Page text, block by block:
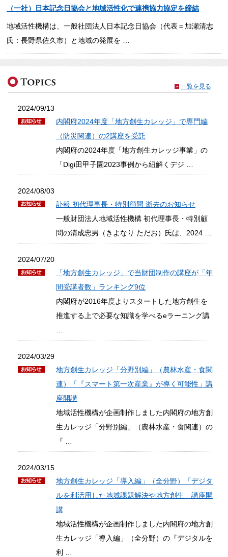
（一社）日本記念日協会と地域活性化で連携協力協定を締結
地域活性機構は、一般社団法人日本記念日協会（代表＝加瀬清志
氏：長野県佐久市）と地域の発展を …
一覧を見る
2024/09/13
内閣府2024年度「地方創生カレッジ」で専門編
（防災関連）の2講座を受託
内閣府の2024年度「地方創生カレッジ事業」の
「Digi田甲子園2023事例から紐解くデジ …
2024/08/03
訃報 初代理事長・特別顧問 逝去のお知らせ
一般財団法人地域活性機構 初代理事長・特別顧
問の清成忠男（きよなり ただお）氏は、2024 …
2024/07/20
「地方創生カレッジ」で当財団制作の講座が「年
間受講者数」ランキング9位
内閣府が2016年度よりスタートした地方創生を
推進する上で必要な知識を学べるeラーニング講
2024/03/29
地方創生カレッジ「分野別編」（農林水産・食関
連）「『スマート第一次産業』が導く可能性」講
座開講
地域活性機構が企画制作しました内閣府の地方創
生カレッジ「分野別編」（農林水産・食関連）の
『 …
2024/03/15
地方創生カレッジ「導入編」（全分野）「デジタ
ルを利活用した地域課題解決や地方創生」講座開
講
地域活性機構が企画制作しました内閣府の地方創
生カレッジ「導入編」（全分野）の『デジタルを
利 …